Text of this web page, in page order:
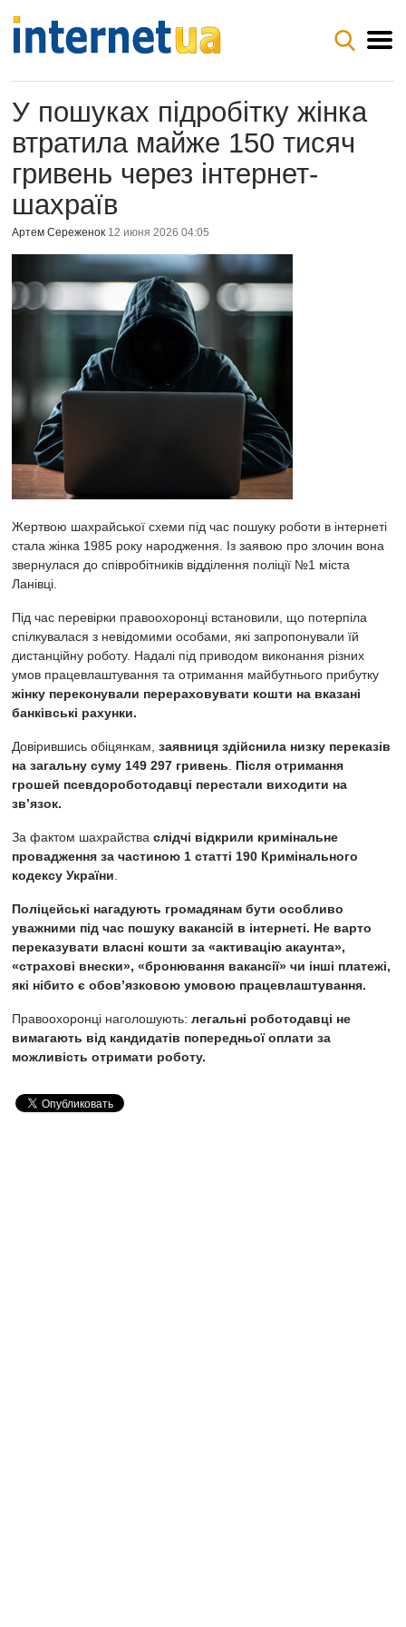
У пошуках підробітку жінка
втратила майже 150 тисяч
гривень через інтернет-
шахраїв
Артем Сереженок 12 июня 2026 04:05
Жертвою шахрайської схеми під час пошуку роботи в інтернеті
стала жінка 1985 року народження. Із заявою про злочин вона
звернулася до співробітників відділення поліції №1 міста
Ланівці.
Під час перевірки правоохоронці встановили, що потерпіла
спілкувалася з невідомими особами, які запропонували їй
дистанційну роботу. Надалі під приводом виконання різних
умов працевлаштування та отримання майбутнього прибутку
жінку переконували перераховувати кошти на вказані
банківські рахунки.
Довірившись обіцянкам, заявниця здійснила низку переказів
на загальну суму 149 297 гривень
Після отримання
грошей псевдороботодавці перестали виходити на
зв’язок.
За фактом шахрайства слідчі відкрили кримінальне
провадження за частиною 1 статті 190 Кримінального
кодексу України
Поліцейські нагадують громадянам бути особливо
уважними під час пошуку вакансій в інтернеті. Не варто
переказувати власні кошти за «активацію акаунта»,
«страхові внески», «бронювання вакансії» чи інші платежі,
які нібито є обов’язковою умовою працевлаштування.
Правоохоронці наголошують: легальні роботодавці не
вимагають від кандидатів попередньої оплати за
можливість отримати роботу.